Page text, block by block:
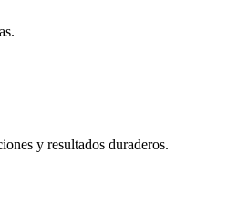
y resultados duraderos.